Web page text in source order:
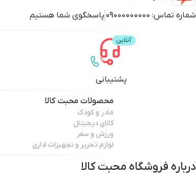
شماره تماس: 09000000000 پاسخگوی شما هستیم
پشتیبانی
محصولات محبت کالا
مادر و کودک
کالای دیجیتال
ورزش و سفر
لوازم تحریر و تجهیزات اداری
درباره فروشگاه محبت کالا